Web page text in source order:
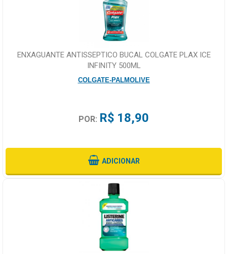
ENXAGUANTE ANTISSEPTICO BUCAL COLGATE PLAX ICE
INFINITY 500ML
COLGATE-PALMOLIVE
POR: R$ 18,90
ADICIONAR